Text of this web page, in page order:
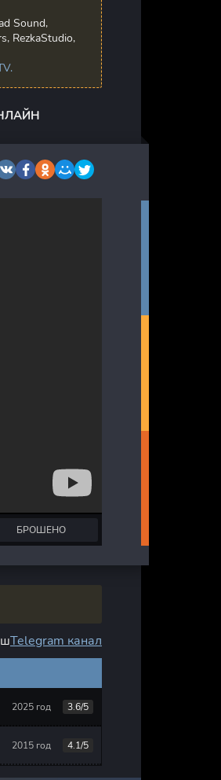
Sound,
RezkaStudio,
БРОШЕНО
Telegram канал
2015 год 4.1/5
2025 год 3.6/5